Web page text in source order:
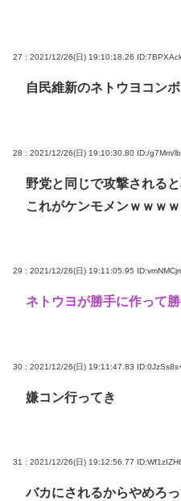
27 : 2021/12/26(日) 19:10:18.26
自民維新のネトウヨコン
28 : 2021/12/26(日) 19:10:30.80 ID:/g7Mm/
野党と同じで攻撃される
これがケンモメンｗｗｗ
29 : 2021/12/26(日) 19:11:05.95
ネトウヨが勝手に作って
30 : 2021/12/26(日) 19:11:47.83
嫌コン行ってき
31 : 2021/12/26(日) 19:12:56.77
バカにされるからやめろ